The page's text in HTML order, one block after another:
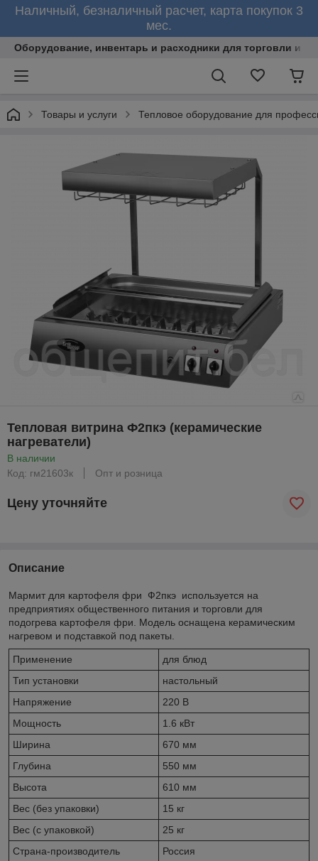
Наличный, безналичный расчет, карта покупок 3
мес.
Оборудование, инвентарь и расходники для торговли и
Товары и услуги Тепловое оборудование для
Тепловая витрина Ф2пкэ (керамические
нагреватели)
В наличии
Код: гм21603к
Опт и розница
Цену уточняйте
Описание
Мармит для картофеля фри Ф2пкэ используется на
предприятиях общественного питания и торговли для
подогрева картофеля фри. Модель оснащена керамическим
нагревом и подставкой под пакеты.
Применение
для блюд
Тип установки
настольный
Напряжение
220 В
Мощность
1.6 кВт
Ширина
670 мм
Глубина
550 мм
Высота
610 мм
Вес (без упаковки)
15 кг
Вес (с упаковкой)
25 кг
Страна-производитель
Россия